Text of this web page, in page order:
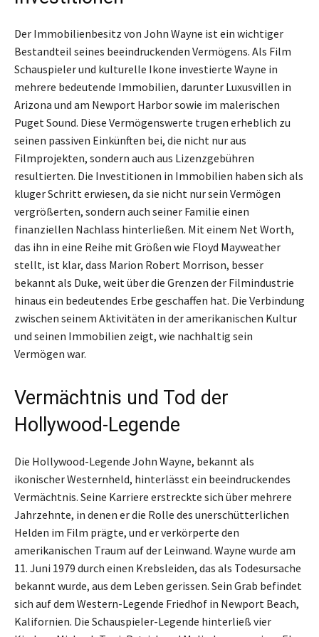
Der Immobilienbesitz von John Wayne ist ein wichtiger
Bestandteil seines beeindruckenden Vermögens. Als Film
Schauspieler und kulturelle Ikone investierte Wayne in
mehrere bedeutende Immobilien, darunter Luxusvillen in
Arizona und am Newport Harbor sowie im malerischen
Puget Sound. Diese Vermögenswerte trugen erheblich zu
seinen passiven Einkünften bei, die nicht nur aus
Filmprojekten, sondern auch aus Lizenzgebühren
resultierten. Die Investitionen in Immobilien haben sich als
kluger Schritt erwiesen, da sie nicht nur sein Vermögen
vergrößerten, sondern auch seiner Familie einen
finanziellen Nachlass hinterließen. Mit einem Net Worth,
das ihn in eine Reihe mit Größen wie Floyd Mayweather
stellt, ist klar, dass Marion Robert Morrison, besser
bekannt als Duke, weit über die Grenzen der Filmindustrie
hinaus ein bedeutendes Erbe geschaffen hat. Die Verbindung
zwischen seinem Aktivitäten in der amerikanischen Kultur
und seinen Immobilien zeigt, wie nachhaltig sein
Vermögen war.
Vermächtnis und Tod der
Hollywood-Legende
Die Hollywood-Legende John Wayne, bekannt als
ikonischer Westernheld, hinterlässt ein beeindruckendes
Vermächtnis. Seine Karriere erstreckte sich über mehrere
Jahrzehnte, in denen er die Rolle des unerschütterlichen
Helden im Film prägte, und er verkörperte den
amerikanischen Traum auf der Leinwand. Wayne wurde am
11. Juni 1979 durch einen Krebsleiden, das als Todesursache
bekannt wurde, aus dem Leben gerissen. Sein Grab befindet
sich auf dem Western-Legende Friedhof in Newport Beach,
Kalifornien. Die Schauspieler-Legende hinterließ vier